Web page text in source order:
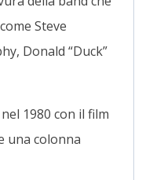
Steve
Donald “Duck”
1980 con il film
una colonna